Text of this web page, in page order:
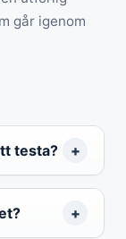
går igenom
testa?